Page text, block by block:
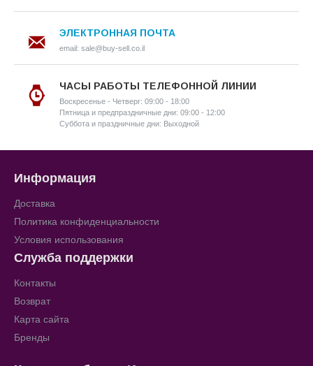
ЭЛЕКТРОННАЯ ПОЧТА
email: sale@buy-sell.co.il
ЧАСЫ РАБОТЫ ТЕЛЕФОННОЙ ЛИНИИ
Воскресенье - Четверг: 09:00 - 18:00
Пятница и предпраздничные дни: 09:00 - 12:00
Суббота и праздничные дни: Выходной
Информация
Доставка
Политика конфиденциальности
Условия использования
Служба поддержки
Контакты
Возврат
Карта сайта
Бренды